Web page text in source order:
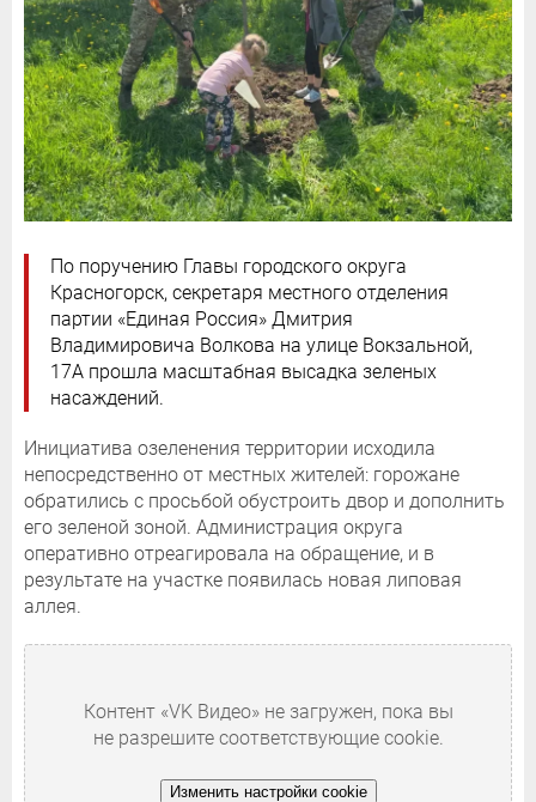
По поручению Главы городского округа
Красногорск, секретаря местного отделения
партии «Единая Россия» Дмитрия
Владимировича Волкова на улице Вокзальной,
17А прошла масштабная высадка зеленых
насаждений.
Инициатива озеленения территории исходила
непосредственно от местных жителей: горожане
обратились с просьбой обустроить двор и дополнить
его зеленой зоной. Администрация округа
оперативно отреагировала на обращение, и в
результате на участке появилась новая липовая
аллея.
Контент «VK Видео» не загружен, пока вы
не разрешите соответствующие cookie.
Изменить настройки cookie